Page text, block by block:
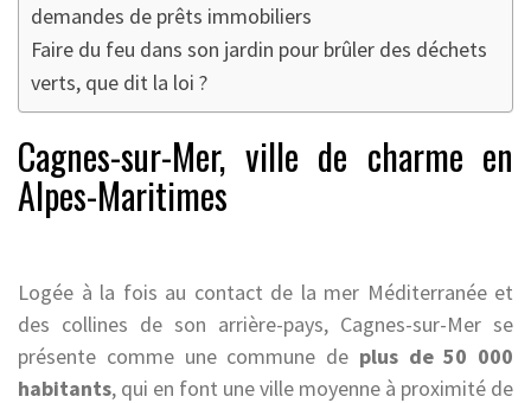
demandes de prêts immobiliers
Faire du feu dans son jardin pour brûler des déchets
verts, que dit la loi ?
Cagnes-sur-Mer, ville de charme en
Alpes-Maritimes
Logée à la fois au contact de la mer Méditerranée et
des collines de son arrière-pays, Cagnes-sur-Mer se
présente comme une commune de plus de 50 000
habitants, qui en font une ville moyenne à proximité de